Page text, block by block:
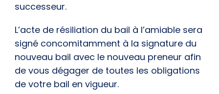
successeur.
L’acte de résiliation du bail à l’amiable sera
signé concomitamment à la signature du
nouveau bail avec le nouveau preneur afin
de vous dégager de toutes les obligations
de votre bail en vigueur.